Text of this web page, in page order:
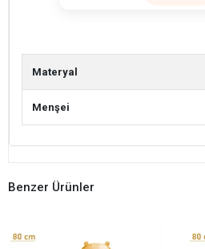
Materyal
Menşei
Benzer Ürünler